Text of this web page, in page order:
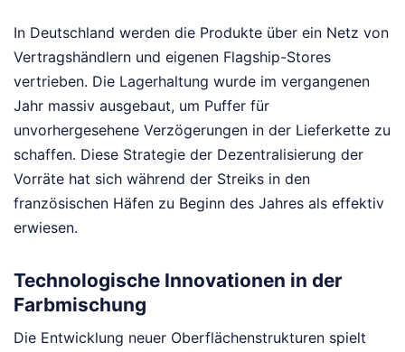
In Deutschland werden die Produkte über ein Netz von
Vertragshändlern und eigenen Flagship-Stores
vertrieben. Die Lagerhaltung wurde im vergangenen
Jahr massiv ausgebaut, um Puffer für
unvorhergesehene Verzögerungen in der Lieferkette zu
schaffen. Diese Strategie der Dezentralisierung der
Vorräte hat sich während der Streiks in den
französischen Häfen zu Beginn des Jahres als effektiv
erwiesen.
Technologische Innovationen in der
Farbmischung
Die Entwicklung neuer Oberflächenstrukturen spielt